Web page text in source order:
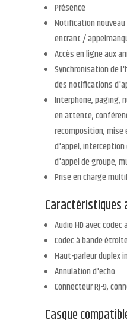
Présence
Notification
entrant /
Accès en ligne aux
Synchronisation de
des notifications
Interphone, paging,
en attente,
recomposition,
d'appel,
d'appel de groupe,
Prise en charge
Caractéristiques
Audio HD avec codec
Codec à bande
Haut-parleur duplex
Annulation d'écho
Connecteur RJ-9,
Casque